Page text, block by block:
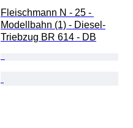
Fleischmann N - 25 -
Modellbahn (1) - Diesel-
Triebzug BR 614 - DB